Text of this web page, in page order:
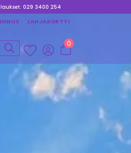
029 3400 254
LAHJAKORTTI
0